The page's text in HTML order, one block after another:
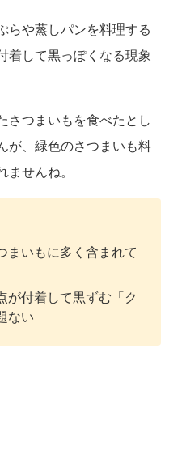
らや蒸しパンを料理する
着して黒っぽくなる現象
さつまいもを食べたとし
が、緑色のさつまいも料
ませんね。
まいもに多く含まれて
が付着して黒ずむ「ク
ない